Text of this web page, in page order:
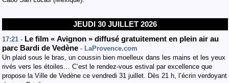
JEUDI 30 JUILLET 2026
17:21 - Le film « Avignon » diffusé gratuitement en plein air au
parc Bardi de Vedène - LaProvence.com
Un plaid sous le bras, un coussin bien moelleux dans les mains et les yeux
rivés vers les étoiles… C’est le rendez-vous estival par excellence que
propose la Ville de Vedène ce vendredi 31 juillet. Dès 21 h, l’écrin verdoyant